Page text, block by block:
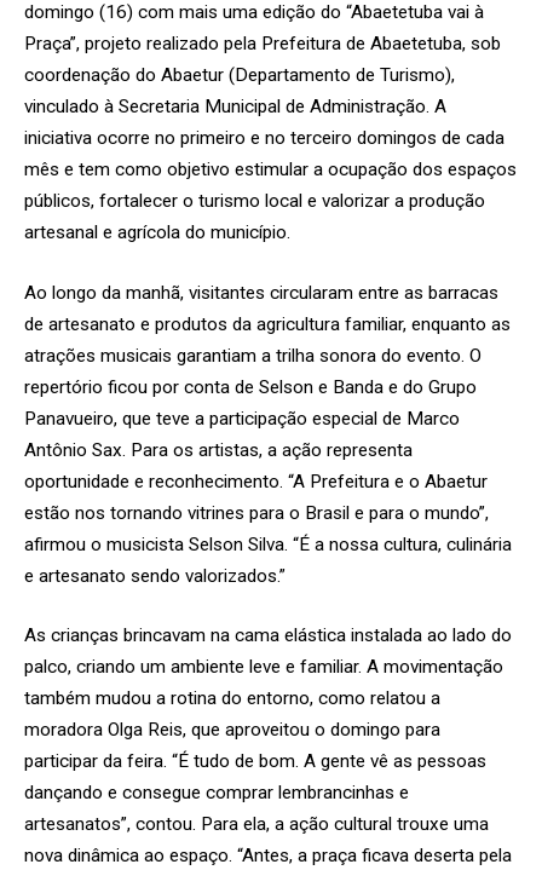
domingo (16) com mais uma edição do “Abaetetuba vai à
Praça”, projeto realizado pela Prefeitura de Abaetetuba, sob
coordenação do Abaetur (Departamento de Turismo),
vinculado à Secretaria Municipal de Administração. A
iniciativa ocorre no primeiro e no terceiro domingos de cada
mês e tem como objetivo estimular a ocupação dos espaços
públicos, fortalecer o turismo local e valorizar a produção
artesanal e agrícola do município.
Ao longo da manhã, visitantes circularam entre as barracas
de artesanato e produtos da agricultura familiar, enquanto as
atrações musicais garantiam a trilha sonora do evento. O
repertório ficou por conta de Selson e Banda e do Grupo
Panavueiro, que teve a participação especial de Marco
Antônio Sax. Para os artistas, a ação representa
oportunidade e reconhecimento. “A Prefeitura e o Abaetur
estão nos tornando vitrines para o Brasil e para o mundo”,
afirmou o musicista Selson Silva. “É a nossa cultura, culinária
e artesanato sendo valorizados.”
As crianças brincavam na cama elástica instalada ao lado do
palco, criando um ambiente leve e familiar. A movimentação
também mudou a rotina do entorno, como relatou a
moradora Olga Reis, que aproveitou o domingo para
participar da feira. “É tudo de bom. A gente vê as pessoas
dançando e consegue comprar lembrancinhas e
artesanatos”, contou. Para ela, a ação cultural trouxe uma
nova dinâmica ao espaço. “Antes, a praça ficava deserta pela